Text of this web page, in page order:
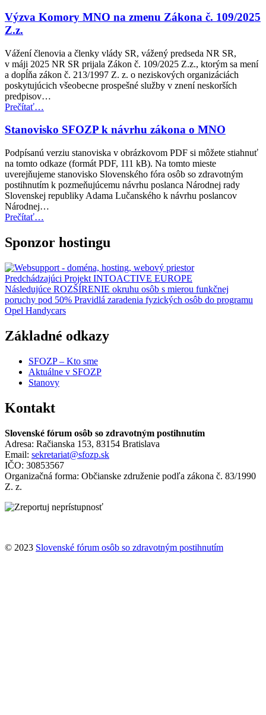
Výzva Komory MNO na zmenu Zákona č. 109/2025
Z.z.
Vážení členovia a členky vlády SR, vážený predseda NR SR,
v máji 2025 NR SR prijala Zákon č. 109/2025 Z.z., ktorým sa mení
a dopĺňa zákon č. 213/1997 Z. z. o neziskových organizáciách
poskytujúcich všeobecne prospešné služby v znení neskorších
predpisov…
Prečítať“Výzva
MNO
zmenu
Zákona
č.
109/2025
Z.z.”
…
Stanovisko SFOZP k návrhu zákona o MNO
Podpísanú verziu stanoviska v obrázkovom PDF si môžete stiahnuť
na tomto odkaze (formát PDF, 111 kB). Na tomto mieste
uverejňujeme stanovisko Slovenského fóra osôb so zdravotným
postihnutím k pozmeňujúcemu návrhu poslanca Národnej rady
Slovenskej republiky Adama Lučanského k návrhu poslancov
Národnej…
Prečítať“Stanovisko
návrhu
o
MNO”
…
Sponzor hostingu
Navigácia
v
článku
Predchádzajúci Projekt INTOACTIVE EUROPE
Následujúce ROZŠÍRENIE okruhu osôb s mierou funkčnej
poruchy pod 50% Pravidlá zaradenia fyzických osôb do programu
Opel Handycars
Základné odkazy
SFOZP – Kto sme
Aktuálne v SFOZP
Stanovy
Kontakt
Slovenské fórum osôb so zdravotným postihnutím
Adresa: Račianska 153, 83154 Bratislava
Email: sekretariat@sfozp.sk
IČO: 30853567
Organizačná forma: Občianske združenie podľa zákona č. 83/1990
Z. z.
© 2023 Slovenské fórum osôb so zdravotným postihnutím